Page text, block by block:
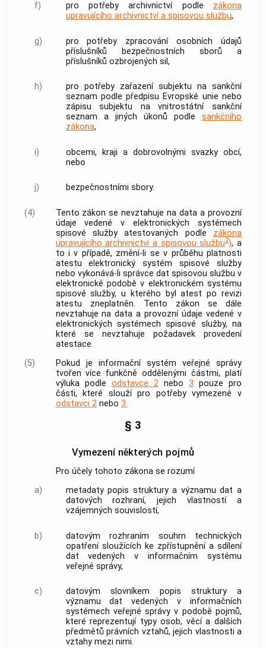
f) pro potřeby archivnictví podle zákona
upravujícího archivnictví a spisovou službu,
g)
pro potřeby zpracování osobních údajů
příslušníků bezpečnostních sborů a
příslušníků ozbrojených sil,
h)
pro potřeby zařazení subjektu na sankční
seznam podle předpisu Evropské unie nebo
zápisu subjektu na vnitrostátní sankční
seznam a jiných úkonů podle sankčního
zákona,
i)
obcemi, kraji a dobrovolnými svazky obcí,
nebo
j) bezpečnostními sbory.
(4)
Tento zákon se nevztahuje na data a provozní
údaje vedené v elektronických systémech
spisové služby atestovaných podle zákona
upravujícího archivnictví a spisovou službu2), a
to i v případě, změní-li se v průběhu platnosti
atestu elektronický systém spisové služby
nebo vykonává-li správce dat spisovou službu v
elektronické podobě v elektronickém systému
spisové služby, u kterého byl atest po revizi
atestu zneplatněn. Tento zákon se dále
nevztahuje na data a provozní údaje vedené v
elektronických systémech spisové služby, na
které se nevztahuje požadavek provedení
atestace.
(5)
Pokud je informační systém veřejné správy
tvořen více funkčně oddělenými částmi, platí
výluka podle odstavce 2nebo 3 pouze pro
části, které slouží pro potřeby vymezené v
odstavci 2nebo 3.
§ 3
Vymezení některých pojmů
Pro účely tohoto zákona se rozumí
a)
metadaty popis struktury a významu dat a
datových rozhraní, jejich vlastností a
vzájemných souvislostí,
b)
datovým rozhraním souhrn technických
opatření sloužících ke zpřístupnění a sdílení
dat vedených v informačním systému
veřejné správy,
c)
datovým slovníkem popis struktury a
významu dat vedených v informačních
systémech veřejné správy v podobě pojmů,
které reprezentují typy osob, věcí a dalších
předmětů právních vztahů, jejich vlastnosti a
vztahy mezi nimi.